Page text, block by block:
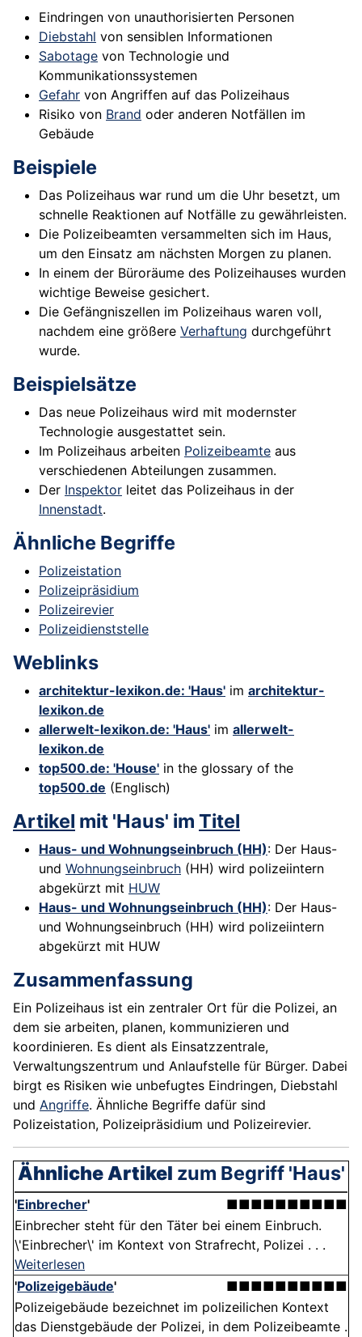
Eindringen von unauthorisierten Personen
Diebstahl von sensiblen Informationen
Sabotage von Technologie und
Kommunikationssystemen
Gefahr von Angriffen auf das Polizeihaus
Risiko von Brand oder anderen Notfällen im
Gebäude
Beispiele
Das Polizeihaus war rund um die Uhr besetzt, um
schnelle Reaktionen auf Notfälle zu gewährleisten.
Die Polizeibeamten versammelten sich im Haus,
um den Einsatz am nächsten Morgen zu planen.
In einem der Büroräume des Polizeihauses wurden
wichtige Beweise gesichert.
Die Gefängniszellen im Polizeihaus waren voll,
nachdem eine größere Verhaftung durchgeführt
wurde.
Beispielsätze
Das neue Polizeihaus wird mit modernster
Technologie ausgestattet sein.
Im Polizeihaus arbeiten Polizeibeamte aus
verschiedenen Abteilungen zusammen.
Der Inspektor leitet das Polizeihaus in der
Innenstadt.
Ähnliche Begriffe
Polizeistation
Polizeipräsidium
Polizeirevier
Polizeidienststelle
Weblinks
architektur-lexikon.de: 'Haus' im architektur-
lexikon.de
allerwelt-lexikon.de: 'Haus' im allerwelt-
lexikon.de
top500.de: 'House' in the glossary of the
top500.de (Englisch)
Artikel mit 'Haus' im Titel
Haus- und Wohnungseinbruch (HH): Der Haus-
und Wohnungseinbruch (HH) wird polizeiintern
abgekürzt mit HUW
Haus- und Wohnungseinbruch (HH): Der Haus-
und Wohnungseinbruch (HH) wird polizeiintern
abgekürzt mit HUW
Zusammenfassung
Ein Polizeihaus ist ein zentraler Ort für die Polizei, an
dem sie arbeiten, planen, kommunizieren und
koordinieren. Es dient als Einsatzzentrale,
Verwaltungszentrum und Anlaufstelle für Bürger. Dabei
birgt es Risiken wie unbefugtes Eindringen, Diebstahl
und Angriffe. Ähnliche Begriffe dafür sind
Polizeistation, Polizeipräsidium und Polizeirevier.
Ähnliche Artikel zum Begriff 'Haus'
'Einbrecher'
■■■■■■■■■■
Einbrecher steht für den Täter bei einem Einbruch.
\'Einbrecher\' im Kontext von Strafrecht, Polizei . . .
Weiterlesen
'Polizeigebäude'
■■■■■■■■■■
Polizeigebäude bezeichnet im polizeilichen Kontext
das Dienstgebäude der Polizei, in dem Polizeibeamte .